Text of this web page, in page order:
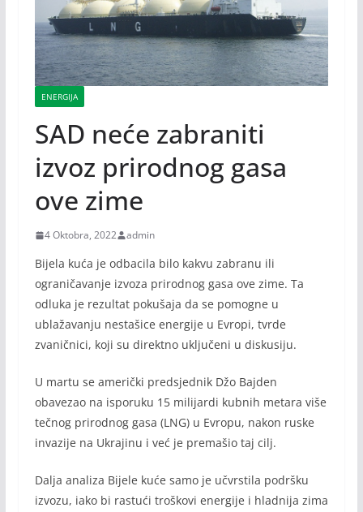
ENERGIJA
SAD neće zabraniti
izvoz prirodnog gasa
ove zime
4 Oktobra, 2022 admin
Bijela kuća je odbacila bilo kakvu zabranu ili
ograničavanje izvoza prirodnog gasa ove zime. Ta
odluka je rezultat pokušaja da se pomogne u
ublažavanju nestašice energije u Evropi, tvrde
zvaničnici, koji su direktno uključeni u diskusiju.
U martu se američki predsjednik Džo Bajden
obavezao na isporuku 15 milijardi kubnih metara više
tečnog prirodnog gasa (LNG) u Evropu, nakon ruske
invazije na Ukrajinu i već je premašio taj cilj.
Dalja analiza Bijele kuće samo je učvrstila podršku
izvozu, iako bi rastući troškovi energije i hladnija zima